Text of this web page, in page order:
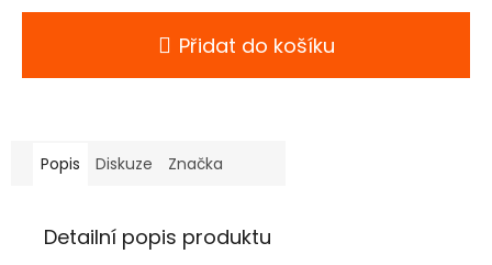
Přidat do košíku
Popis Diskuze Značka
Detailní popis produktu